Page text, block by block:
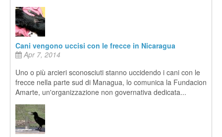
Cani vengono uccisi con le frecce in Nicaragua
Apr 7, 2014
Uno o più arcieri sconosciuti stanno uccidendo i cani con le
frecce nella parte sud di Managua, lo comunica la Fundacion
Amarte, un'organizzazione non governativa dedicata...